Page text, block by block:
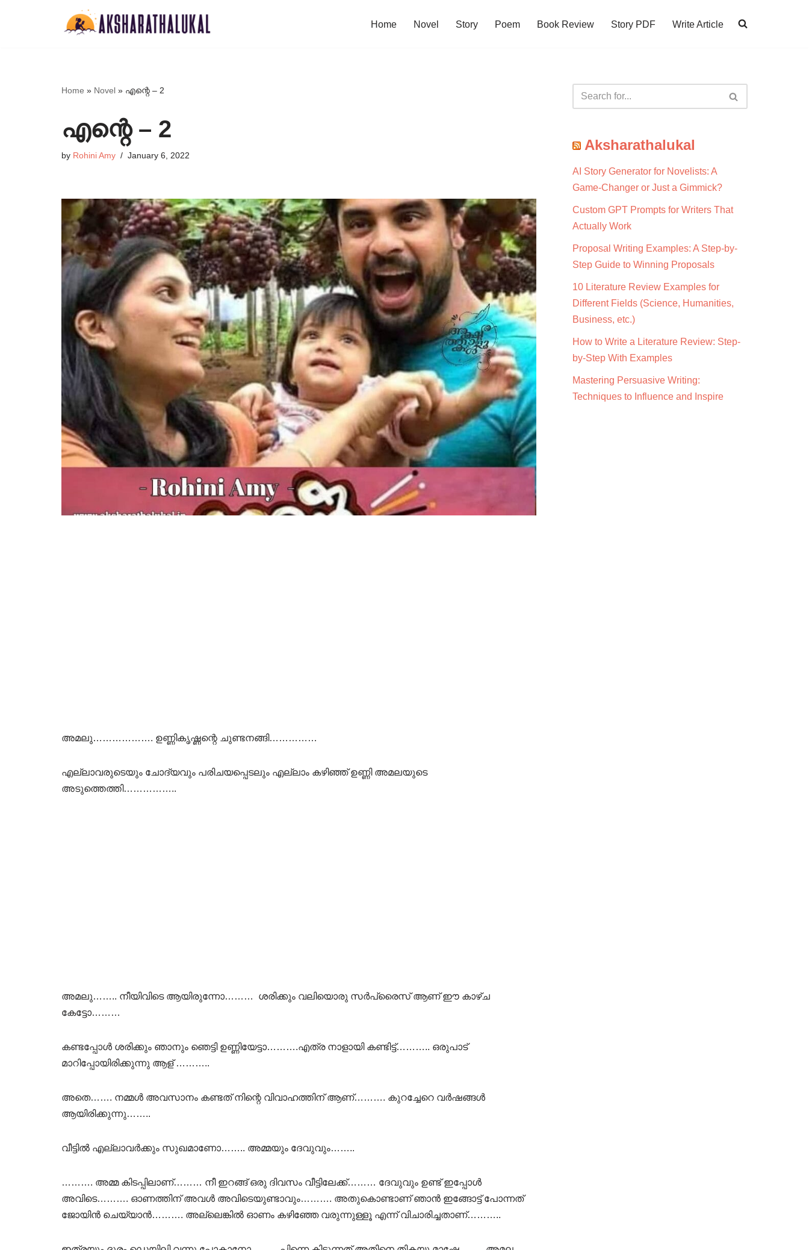
Home Novel Story Poem Book Review Story PDF Write Article
Home » Novel » എന്റെ – 2
എന്റെ – 2
by Rohini Amy January 6, 2022
അമലു………………. ഉണ്ണികൃഷ്ണന്റെ ചുണ്ടനങ്ങി……………
എല്ലാവരുടെയും ചോദ്യവും പരിചയപ്പെടലും എല്ലാം കഴിഞ്ഞ് ഉണ്ണി അമലയുടെ
അടുത്തെത്തി……………..
അമലു…….. നീയിവിടെ ആയിരുന്നോ……… ശരിക്കും വലിയൊരു സർപ്രൈസ് ആണ് ഈ കാഴ്ച
കേട്ടോ………
കണ്ടപ്പോൾ ശരിക്കും ഞാനും ഞെട്ടി ഉണ്ണിയേട്ടാ……….എത്ര നാളായി കണ്ടിട്ട്……….. ഒരുപാട്
മാറിപ്പോയിരിക്കുന്നു ആള് ………..
അതെ……. നമ്മൾ അവസാനം കണ്ടത് നിന്റെ വിവാഹത്തിന് ആണ്………. കുറച്ചേറെ വർഷങ്ങൾ
ആയിരിക്കുന്നു……..
വീട്ടിൽ എല്ലാവർക്കും സുഖമാണോ…….. അമ്മയും ദേവുവും……..
………. അമ്മ കിടപ്പിലാണ്……… നീ ഇറങ്ങ് ഒരു ദിവസം വീട്ടിലേക്ക്……… ദേവുവും ഉണ്ട് ഇപ്പോൾ
അവിടെ………. ഓണത്തിന് അവൾ അവിടെയുണ്ടാവും………. അതുകൊണ്ടാണ് ഞാൻ ഇങ്ങോട്ട് പോന്നത്
ജോയിൻ ചെയ്യാൻ………. അല്ലെങ്കിൽ ഓണം കഴിഞ്ഞേ വരുന്നുള്ളൂ എന്ന് വിചാരിച്ചതാണ്………..
Aksharathalukal
AI Story Generator for Novelists: A
Game-Changer or Just a Gimmick?
Custom GPT Prompts for Writers That
Actually Work
Proposal Writing Examples: A Step-by-
Step Guide to Winning Proposals
10 Literature Review Examples for
Different Fields (Science, Humanities,
Business, etc.)
How to Write a Literature Review: Step-
by-Step With Examples
Mastering Persuasive Writing:
Techniques to Influence and Inspire